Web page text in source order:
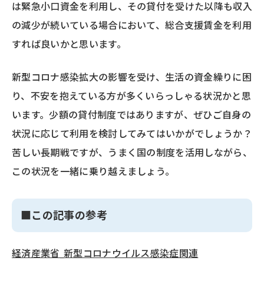
は緊急小口資金を利用し、その貸付を受けた以降も収入
の減少が続いている場合において、総合支援賃金を利用
すれば良いかと思います。
新型コロナ感染拡大の影響を受け、生活の資金繰りに困
り、不安を抱えている方が多くいらっしゃる状況かと思
います。少額の貸付制度ではありますが、ぜひご自身の
状況に応じて利用を検討してみてはいかがでしょうか？
苦しい長期戦ですが、うまく国の制度を活用しながら、
この状況を一緒に乗り越えましょう。
■この記事の参考
経済産業省_新型コロナウイルス感染症関連